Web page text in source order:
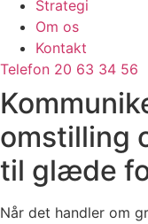
Strategi
Om os
Kontakt
Telefon 20 63 34 56
omstilling
til glæde
Når det handler om